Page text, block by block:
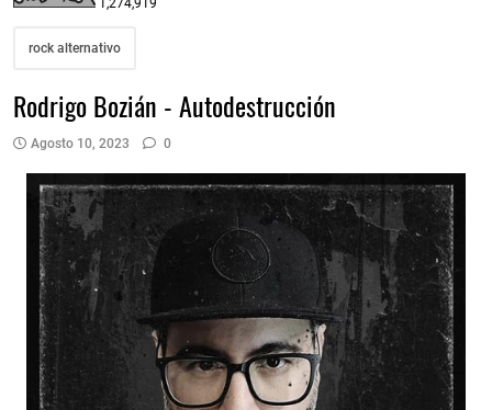
1,274,919
rock alternativo
Rodrigo Bozián - Autodestrucción
Agosto 10, 2023 0